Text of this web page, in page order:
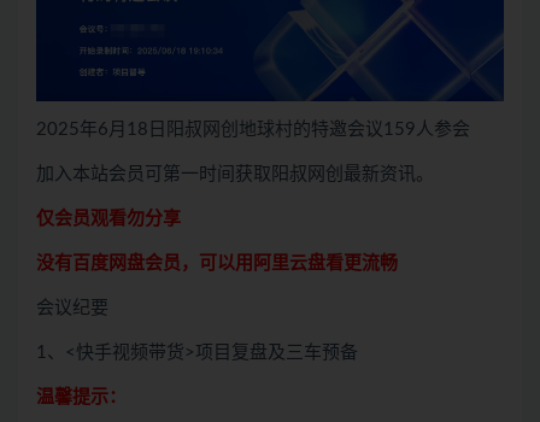
2025年6月18日阳叔网创地球村的特邀会议159人参会
加入本站会员可第一时间获取阳叔网创最新资讯。
仅会员观看勿分享
没有百度网盘会员，可以用阿里云盘看更流畅
会议纪要
1、<快手视频带货>项目复盘及三车预备
温馨提示：